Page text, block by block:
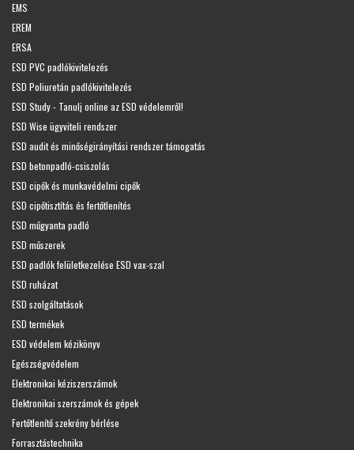
EMS
EREM
ERSA
ESD PVC padlókivitelezés
ESD Poliuretán padlókivitelezés
ESD Study - Tanulj online az ESD védelemről!
ESD Wise ügyviteli rendszer
ESD audit és minőségirányítási rendszer támogatás
ESD betonpadló-csiszolás
ESD cipők és munkavédelmi cipők
ESD cipőtisztítás és fertőtlenítés
ESD műgyanta padló
ESD műszerek
ESD padlók felületkezelése ESD vax-szal
ESD ruházat
ESD szolgáltatások
ESD termékek
ESD védelem kézikönyv
Egészségvédelem
Elektronikai kéziszerszámok
Elektronikai szerszámok és gépek
Fertőtlenítő szekrény bérlése
Forrasztástechnika